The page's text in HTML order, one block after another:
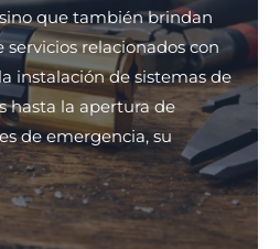
que también brindan
relacionados con
instalación de sistemas de
hasta la apertura de
de emergencia, su